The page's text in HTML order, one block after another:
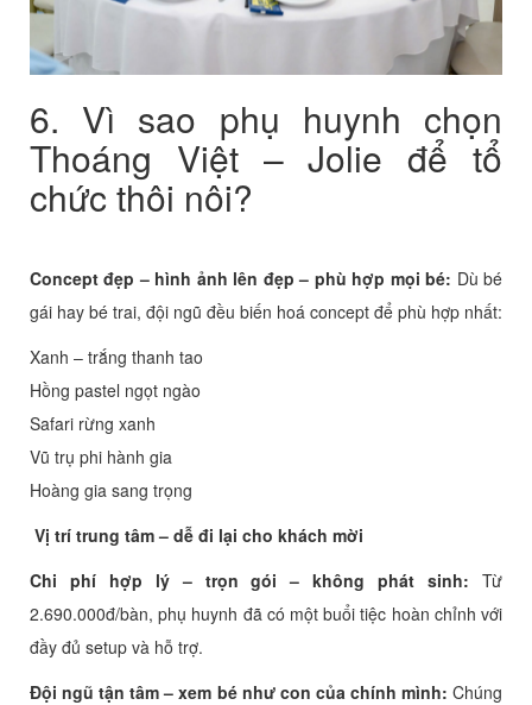
6. Vì sao phụ huynh chọn
Thoáng Việt – Jolie để tổ
chức thôi nôi?
Concept đẹp – hình ảnh lên đẹp – phù hợp mọi bé: Dù bé
gái hay bé trai, đội ngũ đều biến hoá concept để phù hợp nhất:
Xanh – trắng thanh tao
Hồng pastel ngọt ngào
Safari rừng xanh
Vũ trụ phi hành gia
Hoàng gia sang trọng
Vị trí trung tâm – dễ đi lại cho khách mời
Chi phí hợp lý – trọn gói – không phát sinh: Từ
2.690.000đ/bàn, phụ huynh đã có một buổi tiệc hoàn chỉnh với
đầy đủ setup và hỗ trợ.
Đội ngũ tận tâm – xem bé như con của chính mình: Chúng